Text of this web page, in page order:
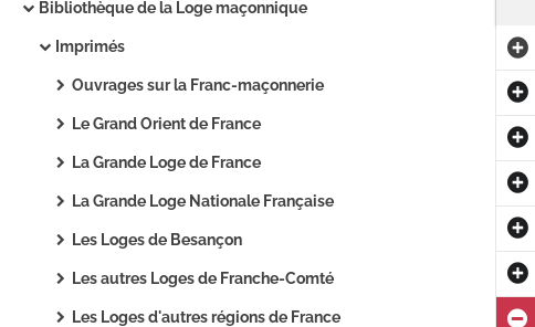
Bibliothèque de la Loge maçonnique
Imprimés
Ouvrages sur la Franc-maçonnerie
Le Grand Orient de France
La Grande Loge de France
La Grande Loge Nationale Française
Les Loges de Besançon
Les autres Loges de Franche-Comté
Les Loges d'autres régions de France